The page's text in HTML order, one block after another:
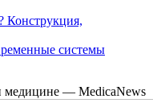
Конструкция,
системы
медицине — MedicaNews